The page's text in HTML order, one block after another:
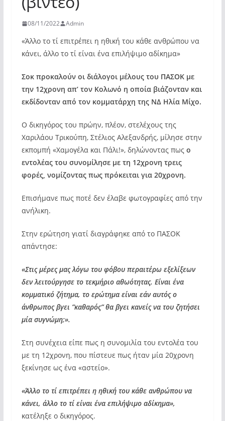
08/11/2022 Admin
«Άλλο το τί επιτρέπει η ηθική του κάθε ανθρώπου να
κάνει, άλλο το τί είναι ένα επιλήψιμο αδίκημα»
Σοκ προκαλούν οι διάλογοι μέλους του ΠΑΣΟΚ με
την 12χρονη απ’ τον Κολωνό η οποία βιάζονταν και
εκδίδονταν από τον κομματάρχη της ΝΔ Ηλία Μίχο.
Ο δικηγόρος του πρώην, πλέον, στελέχους της
Χαριλάου Τρικούπη, Στέλιος Αλεξανδρής, μίλησε στην
εκπομπή «Χαμογέλα και Πάλι!», δηλώνοντας πως ο
εντολέας του συνομίλησε με τη 12χρονη τρεις
φορές, νομίζοντας πως πρόκειται για 20χρονη.
Επισήμανε πως ποτέ δεν έλαβε φωτογραφίες από την
ανήλικη.
Στην ερώτηση γιατί διαγράφηκε από το ΠΑΣΟΚ
απάντησε:
«Στις μέρες μας λόγω του φόβου περαιτέρω εξελίξεων
δεν λειτούργησε το τεκμήριο αθωότητας. Είναι ένα
κομματικό ζήτημα, το ερώτημα είναι εάν αυτός ο
άνθρωπος βγει ”καθαρός” θα βγει κανείς να του ζητήσει
μία συγνώμη;».
Στη συνέχεια είπε πως η συνομιλία του εντολέα του
με τη 12χρονη, που πίστευε πως ήταν μία 20χρονη
ξεκίνησε ως ένα «αστείο».
«Άλλο το τί επιτρέπει η ηθική του κάθε ανθρώπου να
κάνει, άλλο το τί είναι ένα επιλήψιμο αδίκημα»,
κατέληξε ο δικηγόρος.